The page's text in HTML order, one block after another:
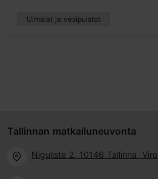
Uimalat ja vesipuistot
Tallinnan matkailuneuvonta
Niguliste 2, 10146 Tallinna, Viro